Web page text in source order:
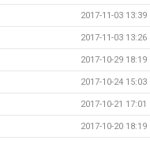
2017-11-03 13:39
2017-11-03 13:26
2017-10-29 18:19
2017-10-24 15:03
2017-10-21 17:01
2017-10-20 18:19